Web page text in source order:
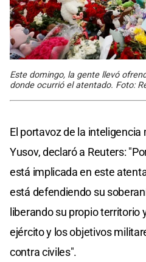
Este domingo, la gente llevó
donde ocurrió el atentado. Foto:
El portavoz de la
Yusov, declaró a Reuters:
está implicada en este
está defendiendo su
liberando su propio territorio
ejército y los objetivos
contra civiles".